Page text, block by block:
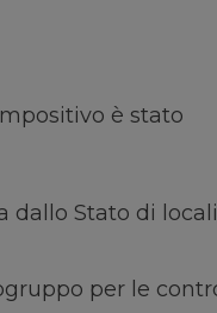
è stato
dallo Stato di
per le